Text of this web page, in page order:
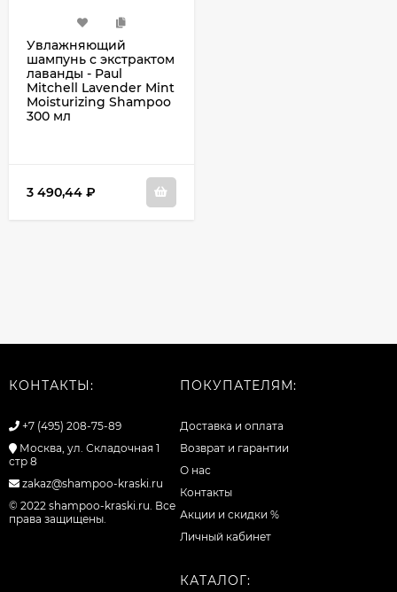
Увлажняющий
шампунь с экстрактом
лаванды - Paul
Mitchell Lavender Mint
Moisturizing Shampoo
300 мл
3 490,44 ₽
КОНТАКТЫ:
+7 (495) 208-75-89
Москва, ул. Складочная 1
стр 8
zakaz@shampoo-kraski.ru
© 2022 shampoo-kraski.ru. Все
права защищены.
ПОКУПАТЕЛЯМ:
Доставка и оплата
Возврат и гарантии
О нас
Контакты
Акции и скидки %
Личный кабинет
КАТАЛОГ: